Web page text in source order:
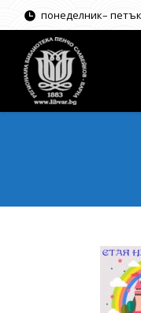
понеделник– петък